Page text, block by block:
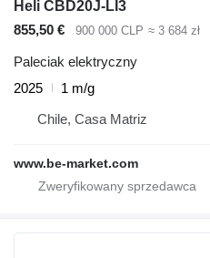
Heli CBD20J-LI3
855,50 €
900 000 CLP ≈ 3 684 zł
Paleciak elektryczny
2025
1 m/g
Chile, Casa Matriz
www.be-market.com